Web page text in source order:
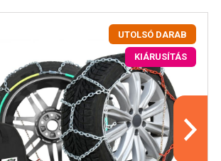
UTOLSÓ DARAB
KIÁRUSÍTÁS